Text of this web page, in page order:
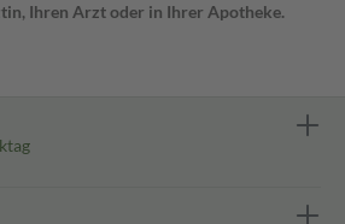
Ihren Arzt oder in Ihrer Apotheke.